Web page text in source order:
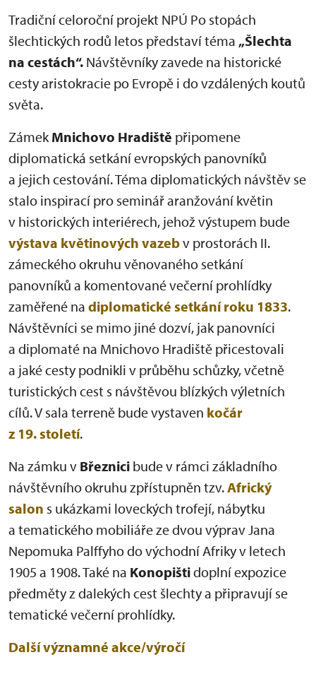
Tradiční celoroční projekt NPÚ Po stopách
šlechtických rodů letos představí téma „Šlechta
na cestách“. Návštěvníky zavede na historické
cesty aristokracie po Evropě i do vzdálených koutů
světa.
ZámekMnichovo Hradiště připomene
diplomatická setkání evropských panovníků
a jejich cestování. Téma diplomatických návštěv se
stalo inspirací pro seminář aranžování květin
v historických interiérech, jehož výstupem bude
výstava květinových vazebv prostorách II.
zámeckého okruhu věnovaného setkání
panovníků a komentované večerní prohlídky
zaměřené na diplomatické setkání roku 1833.
Návštěvníci se mimo jiné dozví, jak panovníci
a diplomaté na Mnichovo Hradiště přicestovali
a jaké cesty podnikli v průběhu schůzky, včetně
turistických cest s návštěvou blízkých výletních
cílů. V sala terreně bude vystaven kočár
z 19. století.
Na zámku v Březnici bude v rámci základního
návštěvního okruhu zpřístupněn tzv.Africký
salon s ukázkami loveckých trofejí, nábytku
a tematického mobiliáře ze dvou výprav Jana
Nepomuka Palffyho do východní Afriky v letech
1905 a 1908. Také na Konopištidoplní expozice
předměty z dalekých cest šlechty a připravují se
tematické večerní prohlídky.
Další významné akce/výročí